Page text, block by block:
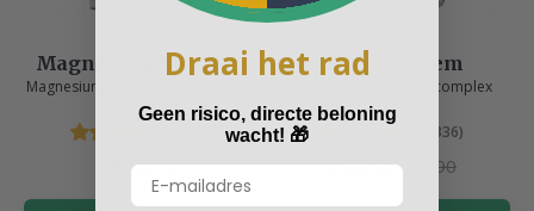
Magnesium Complex
Magnesium met vitamine B6 en D3
in capsules
€ 19,90
My ThyroGem
Schildkliervriendelijk complex
(1336)
€ 33,90€ 50,90
Draai het rad
Geen risico, directe beloning
wacht! 🎁